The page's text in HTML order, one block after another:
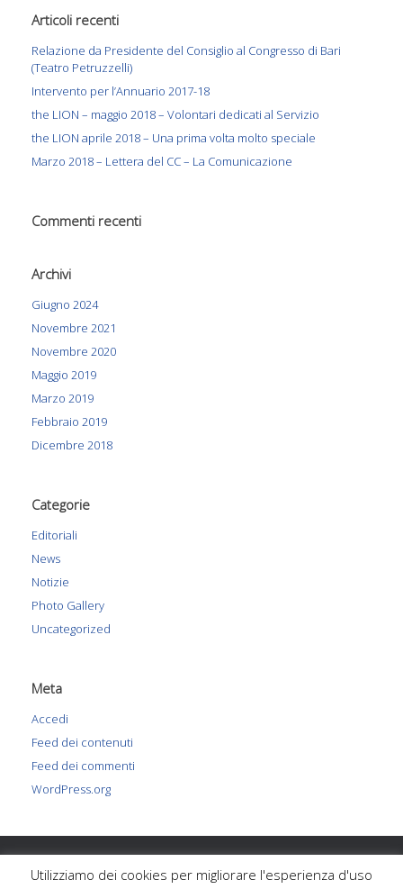
Articoli recenti
Relazione da Presidente del Consiglio al Congresso di Bari
(Teatro Petruzzelli)
Intervento per l’Annuario 2017-18
the LION – maggio 2018 – Volontari dedicati al Servizio
the LION aprile 2018 – Una prima volta molto speciale
Marzo 2018 – Lettera del CC – La Comunicazione
Commenti recenti
Archivi
Giugno 2024
Novembre 2021
Novembre 2020
Maggio 2019
Marzo 2019
Febbraio 2019
Dicembre 2018
Categorie
Editoriali
News
Notizie
Photo Gallery
Uncategorized
Meta
Accedi
Feed dei contenuti
Feed dei commenti
WordPress.org
Via Nino Oxilia 2a-5, Savona, Italia 17100, Savona | +39
Utilizziamo dei cookies per migliorare l'esperienza d'uso